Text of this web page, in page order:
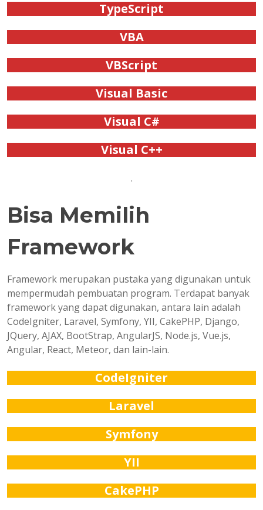
TypeScript
VBA
VBScript
Visual Basic
Visual C#
Visual C++
.
Bisa Memilih
Framework
Framework merupakan pustaka yang digunakan untuk
mempermudah pembuatan program. Terdapat banyak
framework yang dapat digunakan, antara lain adalah
CodeIgniter, Laravel, Symfony, YII, CakePHP, Django,
JQuery, AJAX, BootStrap, AngularJS, Node.js, Vue.js,
Angular, React, Meteor, dan lain-lain.
CodeIgniter
Laravel
Symfony
YII
CakePHP